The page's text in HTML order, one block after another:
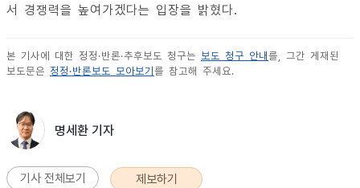
서 경쟁력을 높여가겠다는 입장을 밝혔다.
본 기사에 대한 정정·반론·추후보도 청구는 보도 청구 안내 를, 그간 게재된
보도문은 정정·반론보도 모아보기 를 참고해 주세요.
명세환 기자
기사 전체보기 제보하기